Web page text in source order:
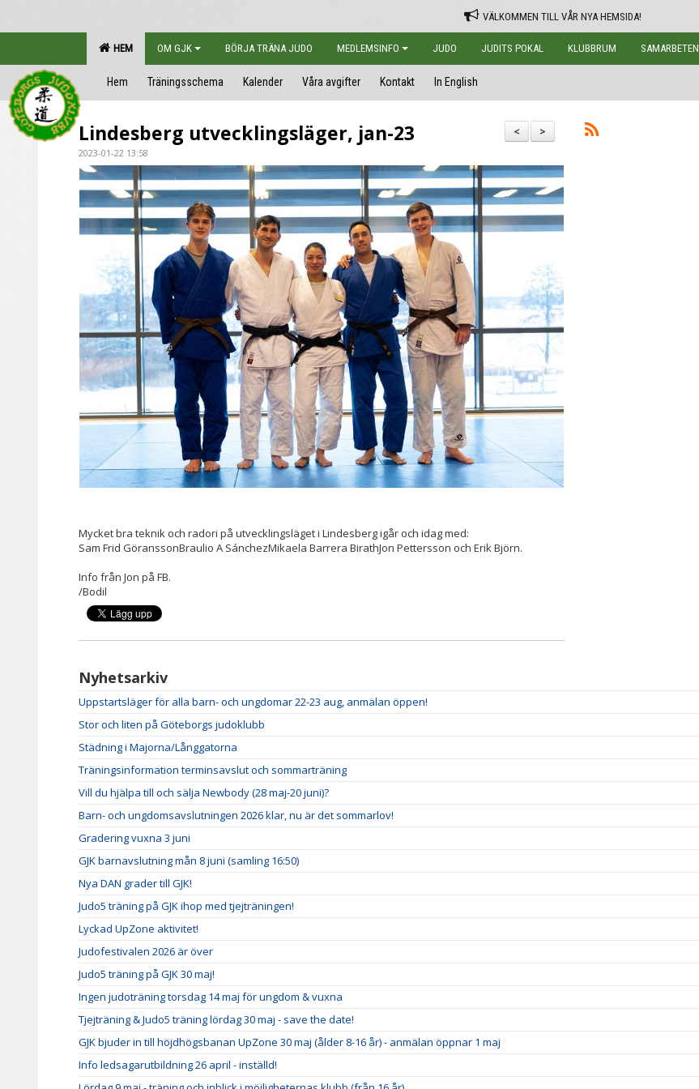
VÄLKOMMEN TILL VÅR NYA HEMSIDA!
HEM OM GJK BÖRJA TRÄNA JUDO MEDLEMSINFO JUDO JUDITS POKAL KLUBBRUM SAMARBETEN
Hem Träningsschema Kalender Våra avgifter Kontakt In English
>
<
Lindesberg utvecklingsläger, jan-23
2023-01-22 13:58
Mycket bra teknik och radori på utvecklingsläget i Lindesberg igår och idag med:
Sam Frid GöranssonBraulio A SánchezMikaela Barrera BirathJon Pettersson och Erik Björn.
Info från Jon på FB.
/Bodil
Nyhetsarkiv
Uppstartsläger för alla barn- och ungdomar 22-23 aug, anmälan öppen!
Stor och liten på Göteborgs judoklubb
Städning i Majorna/Långgatorna
Träningsinformation terminsavslut och sommarträning
Vill du hjälpa till och sälja Newbody (28 maj-20 juni)?
Barn- och ungdomsavslutningen 2026 klar, nu är det sommarlov!
Gradering vuxna 3 juni
GJK barnavslutning mån 8 juni (samling 16:50)
Nya DAN grader till GJK!
Judo5 träning på GJK ihop med tjejträningen!
Lyckad UpZone aktivitet!
Judofestivalen 2026 är över
Judo5 träning på GJK 30 maj!
Ingen judoträning torsdag 14 maj för ungdom & vuxna
Tjejträning & Judo5 träning lördag 30 maj - save the date!
GJK bjuder in till höjdhögsbanan UpZone 30 maj (ålder 8-16 år) - anmälan öppnar 1 maj
Info ledsagarutbildning 26 april - inställd!